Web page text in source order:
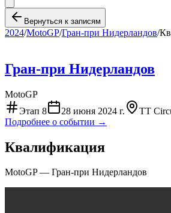
Вернуться к записям
2024/MotoGP/Гран-при Нидерландов/
Гран-при Нидерландов
MotoGP
Этап 8 28 июня 2024 г.
TT
Подробнее о событии →
Квалификация
MotoGP— Гран-при Нидерландов